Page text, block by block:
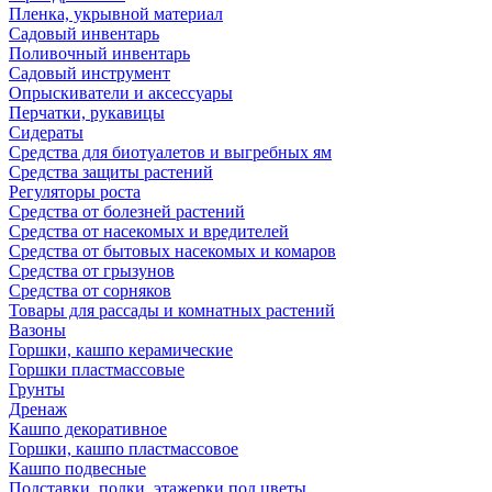
Пленка, укрывной материал
Садовый инвентарь
Поливочный инвентарь
Садовый инструмент
Опрыскиватели и аксессуары
Перчатки, рукавицы
Сидераты
Средства для биотуалетов и выгребных ям
Средства защиты растений
Регуляторы роста
Средства от болезней растений
Средства от насекомых и вредителей
Средства от бытовых насекомых и комаров
Средства от грызунов
Средства от сорняков
Товары для рассады и комнатных растений
Вазоны
Горшки, кашпо керамические
Горшки пластмассовые
Грунты
Дренаж
Кашпо декоративное
Горшки, кашпо пластмассовое
Кашпо подвесные
Подставки, полки, этажерки под цветы